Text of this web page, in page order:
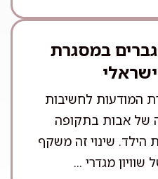
במסגרת
המודעות לחשיבות
של אבות בתקופה
שינוי זה משקף
מגדרי ...